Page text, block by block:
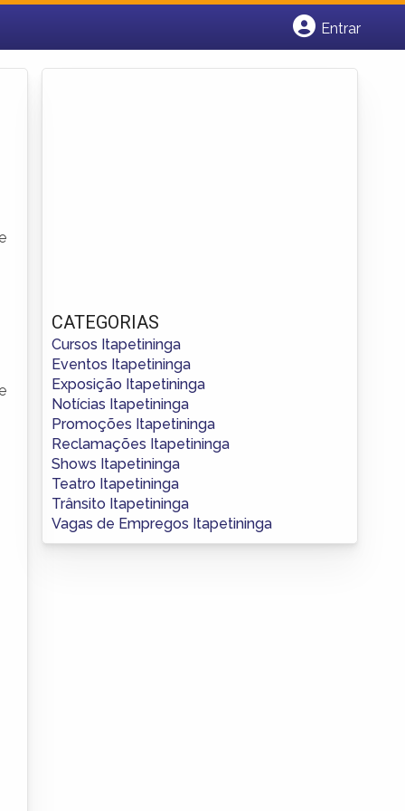
Entrar
CATEGORIAS
Cursos Itapetininga
Eventos Itapetininga
Exposição Itapetininga
Notícias Itapetininga
Promoções Itapetininga
Reclamações Itapetininga
Shows Itapetininga
Teatro Itapetininga
Trânsito Itapetininga
Vagas de Empregos Itapetininga